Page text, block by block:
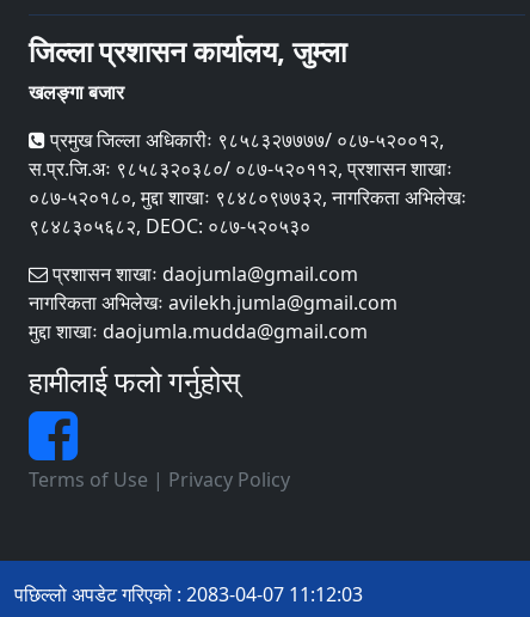
जिल्ला प्रशासन कार्यालय, जुम्ला
खलङ्गा बजार
प्रमुख जिल्ला अधिकारीः ९८५८३२७७७७/ ०८७-५२००१२,
स.प्र.जि.अः ९८५८३२०३८०/ ०८७-५२०११२, प्रशासन शाखाः
०८७-५२०१८०, मुद्दा शाखाः ९८४८०९७७३२, नागरिकता अभिलेखः
९८४८३०५६८२, DEOC: ०८७-५२०५३०
प्रशासन शाखाः daojumla@gmail.com
नागरिकता अभिलेखः avilekh.jumla@gmail.com
मुद्दा शाखाः daojumla.mudda@gmail.com
हामीलाई फलो गर्नुहोस्
Terms of Use | Privacy Policy
पछिल्लो अपडेट गरिएको : 2083-04-07 11:12:03